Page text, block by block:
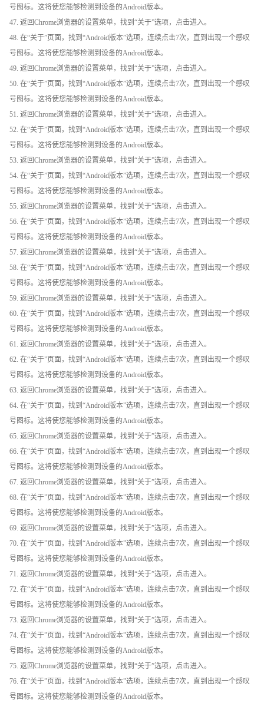
号图标。这将使您能够检测到设备的Android版本。
47. 返回Chrome浏览器的设置菜单，找到“关于”选项，点击进入。
48. 在“关于”页面，找到“Android版本”选项，连续点击7次，直到出现一个感叹
号图标。这将使您能够检测到设备的Android版本。
49. 返回Chrome浏览器的设置菜单，找到“关于”选项，点击进入。
50. 在“关于”页面，找到“Android版本”选项，连续点击7次，直到出现一个感叹
号图标。这将使您能够检测到设备的Android版本。
51. 返回Chrome浏览器的设置菜单，找到“关于”选项，点击进入。
52. 在“关于”页面，找到“Android版本”选项，连续点击7次，直到出现一个感叹
号图标。这将使您能够检测到设备的Android版本。
53. 返回Chrome浏览器的设置菜单，找到“关于”选项，点击进入。
54. 在“关于”页面，找到“Android版本”选项，连续点击7次，直到出现一个感叹
号图标。这将使您能够检测到设备的Android版本。
55. 返回Chrome浏览器的设置菜单，找到“关于”选项，点击进入。
56. 在“关于”页面，找到“Android版本”选项，连续点击7次，直到出现一个感叹
号图标。这将使您能够检测到设备的Android版本。
57. 返回Chrome浏览器的设置菜单，找到“关于”选项，点击进入。
58. 在“关于”页面，找到“Android版本”选项，连续点击7次，直到出现一个感叹
号图标。这将使您能够检测到设备的Android版本。
59. 返回Chrome浏览器的设置菜单，找到“关于”选项，点击进入。
60. 在“关于”页面，找到“Android版本”选项，连续点击7次，直到出现一个感叹
号图标。这将使您能够检测到设备的Android版本。
61. 返回Chrome浏览器的设置菜单，找到“关于”选项，点击进入。
62. 在“关于”页面，找到“Android版本”选项，连续点击7次，直到出现一个感叹
号图标。这将使您能够检测到设备的Android版本。
63. 返回Chrome浏览器的设置菜单，找到“关于”选项，点击进入。
64. 在“关于”页面，找到“Android版本”选项，连续点击7次，直到出现一个感叹
号图标。这将使您能够检测到设备的Android版本。
65. 返回Chrome浏览器的设置菜单，找到“关于”选项，点击进入。
66. 在“关于”页面，找到“Android版本”选项，连续点击7次，直到出现一个感叹
号图标。这将使您能够检测到设备的Android版本。
67. 返回Chrome浏览器的设置菜单，找到“关于”选项，点击进入。
68. 在“关于”页面，找到“Android版本”选项，连续点击7次，直到出现一个感叹
号图标。这将使您能够检测到设备的Android版本。
69. 返回Chrome浏览器的设置菜单，找到“关于”选项，点击进入。
70. 在“关于”页面，找到“Android版本”选项，连续点击7次，直到出现一个感叹
号图标。这将使您能够检测到设备的Android版本。
71. 返回Chrome浏览器的设置菜单，找到“关于”选项，点击进入。
72. 在“关于”页面，找到“Android版本”选项，连续点击7次，直到出现一个感叹
号图标。这将使您能够检测到设备的Android版本。
73. 返回Chrome浏览器的设置菜单，找到“关于”选项，点击进入。
74. 在“关于”页面，找到“Android版本”选项，连续点击7次，直到出现一个感叹
号图标。这将使您能够检测到设备的Android版本。
75. 返回Chrome浏览器的设置菜单，找到“关于”选项，点击进入。
76. 在“关于”页面，找到“Android版本”选项，连续点击7次，直到出现一个感叹
号图标。这将使您能够检测到设备的Android版本。